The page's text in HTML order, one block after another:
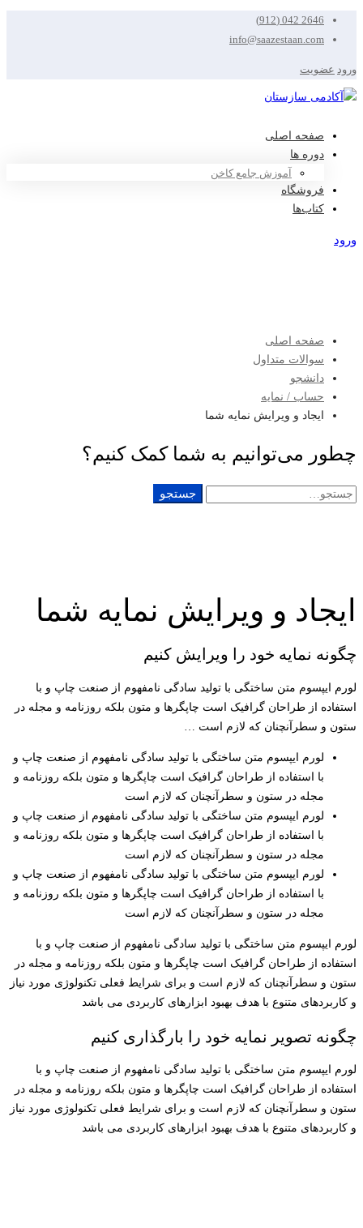
2646 042 (912)
info@saazestaan.com
ورود عضویت
صفحه اصلی
دوره ها
آموزش جامع کاخن
فروشگاه
کتاب‌ها
ورود
صفحه اصلی
سوالات متداول
دانشجو
حساب / نمایه
ایجاد و ویرایش نمایه شما
چطور می‌توانیم به شما کمک کنیم؟
جستجو
جستجو
ایجاد و ویرایش نمایه شما
چگونه نمایه خود را ویرایش کنیم
لورم ایپسوم متن ساختگی با تولید سادگی نامفهوم از صنعت چاپ و با
استفاده از طراحان گرافیک است چاپگرها و متون بلکه روزنامه و مجله در
ستون و سطرآنچنان که لازم است …
لورم ایپسوم متن ساختگی با تولید سادگی نامفهوم از صنعت چاپ و
با استفاده از طراحان گرافیک است چاپگرها و متون بلکه روزنامه و
مجله در ستون و سطرآنچنان که لازم است
لورم ایپسوم متن ساختگی با تولید سادگی نامفهوم از صنعت چاپ و
با استفاده از طراحان گرافیک است چاپگرها و متون بلکه روزنامه و
مجله در ستون و سطرآنچنان که لازم است
لورم ایپسوم متن ساختگی با تولید سادگی نامفهوم از صنعت چاپ و
با استفاده از طراحان گرافیک است چاپگرها و متون بلکه روزنامه و
مجله در ستون و سطرآنچنان که لازم است
لورم ایپسوم متن ساختگی با تولید سادگی نامفهوم از صنعت چاپ و با
استفاده از طراحان گرافیک است چاپگرها و متون بلکه روزنامه و مجله در
ستون و سطرآنچنان که لازم است و برای شرایط فعلی تکنولوژی مورد نیاز
و کاربردهای متنوع با هدف بهبود ابزارهای کاربردی می باشد
چگونه تصویر نمایه خود را بارگذاری کنیم
لورم ایپسوم متن ساختگی با تولید سادگی نامفهوم از صنعت چاپ و با
استفاده از طراحان گرافیک است چاپگرها و متون بلکه روزنامه و مجله در
ستون و سطرآنچنان که لازم است و برای شرایط فعلی تکنولوژی مورد نیاز
و کاربردهای متنوع با هدف بهبود ابزارهای کاربردی می باشد